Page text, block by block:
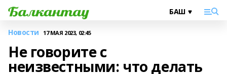
Новости 17 МАЯ 2023, 02:45
Не говорите с
неизвестными: что делать